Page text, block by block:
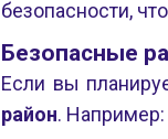
безопасности,
Безопасные
Если вы
район. Например: